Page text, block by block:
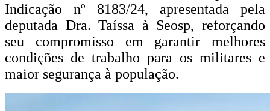
Indicação nº 8183/24, apresentada pela
deputada Dra. Taíssa à Seosp, reforçando
seu compromisso em garantir melhores
condições de trabalho para os militares e
maior segurança à população.